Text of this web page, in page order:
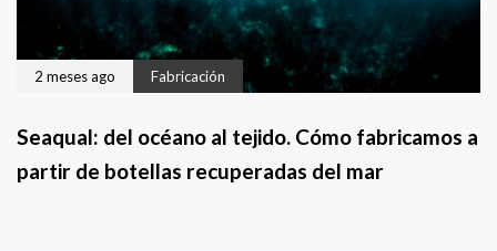
2 meses ago Fabricación
Seaqual: del océano al tejido. Cómo fabricamos a
partir de botellas recuperadas del mar